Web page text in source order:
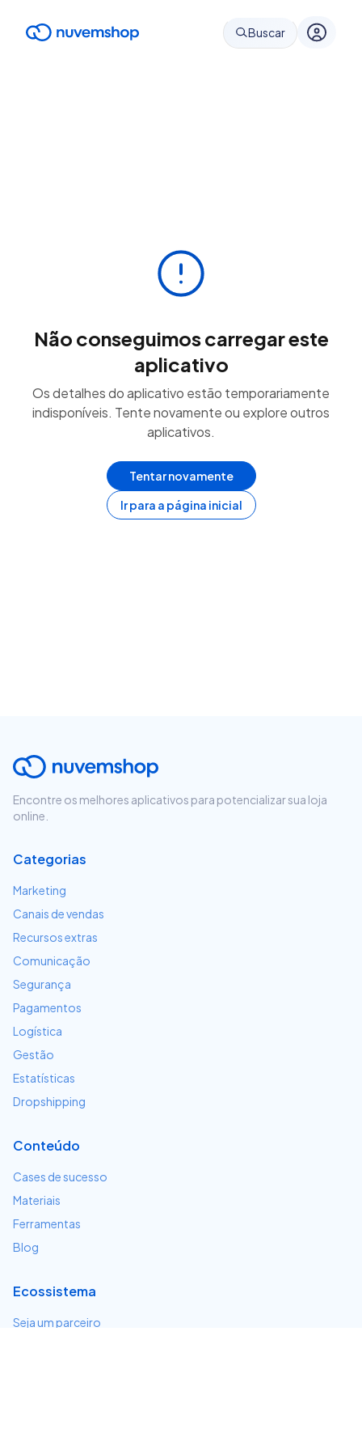
Buscar
Não conseguimos carregar este
aplicativo
Os detalhes do aplicativo estão temporariamente
indisponíveis. Tente novamente ou explore outros
aplicativos.
Tentar novamente
Ir para a página inicial
Encontre os melhores aplicativos para potencializar sua loja
online.
Categorias
Marketing
Canais de vendas
Recursos extras
Comunicação
Segurança
Pagamentos
Logística
Gestão
Estatísticas
Dropshipping
Conteúdo
Cases de sucesso
Materiais
Ferramentas
Blog
Ecossistema
Seja um parceiro